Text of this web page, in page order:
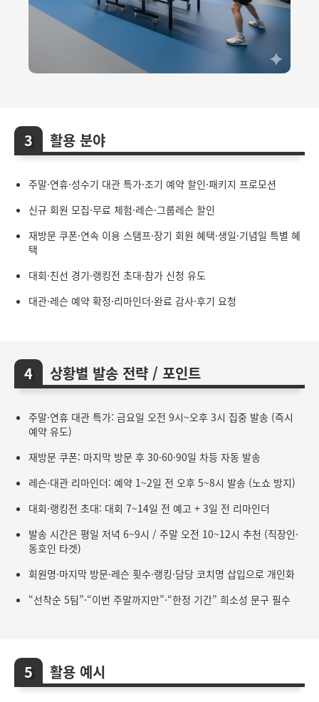
활용 분야
주말·연휴·성수기 대관 특가·조기 예약 할인·패키지 프로모션
신규 회원 모집·무료 체험·레슨·그룹레슨 할인
재방문 쿠폰·연속 이용 스탬프·장기 회원 혜택·생일·기념일 특별 혜
택
대회·친선 경기·랭킹전 초대·참가 신청 유도
대관·레슨 예약 확정·리마인더·완료 감사·후기 요청
상황별 발송 전략 / 포인트
주말·연휴 대관 특가: 금요일 오전 9시~오후 3시 집중 발송 (즉시
예약 유도)
재방문 쿠폰: 마지막 방문 후 30·60·90일 차등 자동 발송
레슨·대관 리마인더: 예약 1~2일 전 오후 5~8시 발송 (노쇼 방지)
대회·랭킹전 초대: 대회 7~14일 전 예고 + 3일 전 리마인더
발송 시간은 평일 저녁 6~9시 / 주말 오전 10~12시 추천 (직장인·
동호인 타겟)
회원명·마지막 방문·레슨 횟수·랭킹·담당 코치명 삽입으로 개인화
“선착순 5팀”·“이번 주말까지만”·“한정 기간” 희소성 문구 필수
활용 예시